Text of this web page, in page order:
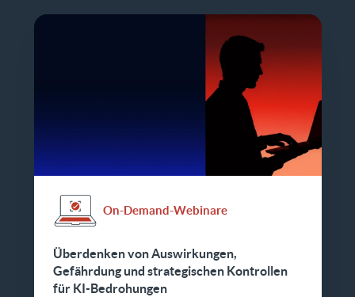
On-Demand-Webinare
Überdenken von Auswirkungen,
Gefährdung und strategischen Kontrollen
für KI-Bedrohungen